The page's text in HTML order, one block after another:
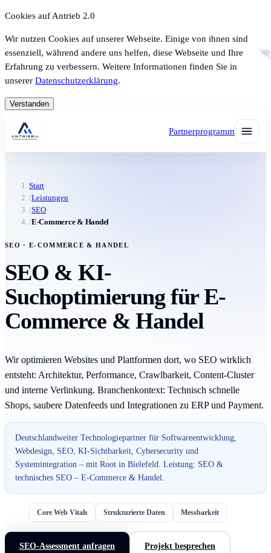
Cookies auf Antrieb 2.0
Wir nutzen Cookies auf unserer Webseite. Einige von ihnen sind
essenziell, während andere uns helfen, diese Webseite und Ihre
Erfahrung zu verbessern. Weitere Informationen finden Sie in
unserer Datenschutzerklärung.
Verstanden
Partnerprogramm
Start
/Leistungen
/SEO
/E-Commerce & Handel
SEO · E-COMMERCE & HANDEL
SEO & KI-
Suchoptimierung für E-
Commerce & Handel
Wir optimieren Websites und Plattformen dort, wo SEO wirklich
entsteht: Architektur, Performance, Crawlbarkeit, Content-Cluster
und interne Verlinkung. Branchenkontext: Technisch schnelle
Shops, saubere Datenfeeds und Integrationen zu ERP und Payment.
Deutschlandweiter Technologiepartner für Softwareentwicklung,
Webdesign, SEO, KI-Sichtbarkeit, Cybersecurity und
Systemintegration – mit Root in Bielefeld. Leistung: SEO &
technisches SEO – E-Commerce & Handel.
Core Web Vitals Strukturierte Daten Messbarkeit
SEO-Assessment anfragen Projekt besprechen